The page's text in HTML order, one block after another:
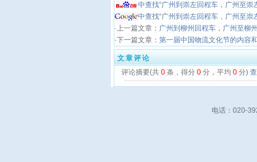
中查找“广州到崇左回程车，广州至
中查找“广州到崇左回程车，广州至
·上一篇文章： 广州到柳州回程车，广州至柳
·下一篇文章： 第一届中国物流文化节的内容
文章评论
评论摘要(共 0 条，得分 0 分，平均 0 分)
电话：020-